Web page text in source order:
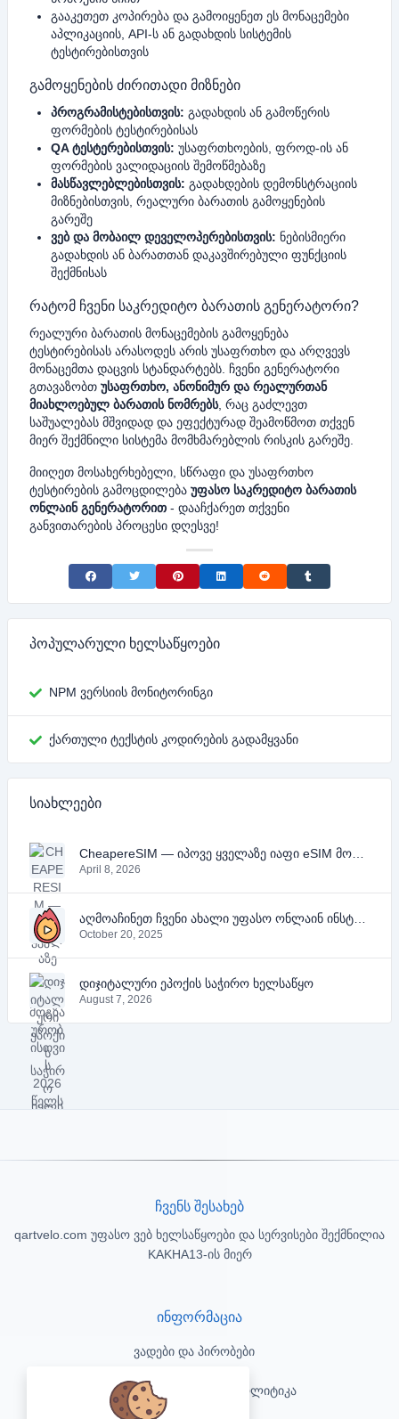
გააკეთეთ კოპირება და გამოიყენეთ ეს მონაცემები
აპლიკაციის, API-ს ან გადახდის სისტემის
ტესტირებისთვის
გამოყენების ძირითადი მიზნები
პროგრამისტებისთვის: გადახდის ან გამოწერის
ფორმების ტესტირებისას
QA ტესტერებისთვის: უსაფრთხოების, ფროდ-ის ან
ფორმების ვალიდაციის შემოწმებაზე
მასწავლებლებისთვის: გადახდების დემონსტრაციის
მიზნებისთვის, რეალური ბარათის გამოყენების
გარეშე
ვებ და მობაილ დეველოპერებისთვის: ნებისმიერი
გადახდის ან ბარათთან დაკავშირებული ფუნქციის
შექმნისას
რატომ ჩვენი საკრედიტო ბარათის გენერატორი?
რეალური ბარათის მონაცემების გამოყენება
ტესტირებისას არასოდეს არის უსაფრთხო და არღვევს
მონაცემთა დაცვის სტანდარტებს. ჩვენი გენერატორი
გთავაზობთ უსაფრთხო, ანონიმურ და რეალურთან
მიახლოებულ ბარათის ნომრებს, რაც გაძლევთ
საშუალებას მშვიდად და ეფექტურად შეამოწმოთ თქვენ
მიერ შექმნილი სისტემა მომხმარებლის რისკის გარეშე.
მიიღეთ მოსახერხებელი, სწრაფი და უსაფრთხო
ტესტირების გამოცდილება უფასო საკრედიტო ბარათის
ონლაინ გენერატორით - დააჩქარეთ თქვენი
განვითარების პროცესი დღესვე!
Share on Facebook
Share on TwitterShare on Pinterest
Share on LinkedIn
Share on RedditShare on Tumblr
პოპულარული ხელსაწყოები
NPM ვერსიის მონიტორინგი
ქართული ტექსტის კოდირების გადამყვანი
სიახლეები
April 8, 2026
October 20, 2025
დიჯიტალური ეპოქის საჭირო ხელსაწყო
August 7, 2026
ჩვენს შესახებ
qartvelo.com უფასო ვებ ხელსაწყოები და სერვისები შექმნილია
KAKHA13-ის მიერ
ინფორმაცია
ვადები და პირობები
კონფიდენციალურობის პოლიტიკა